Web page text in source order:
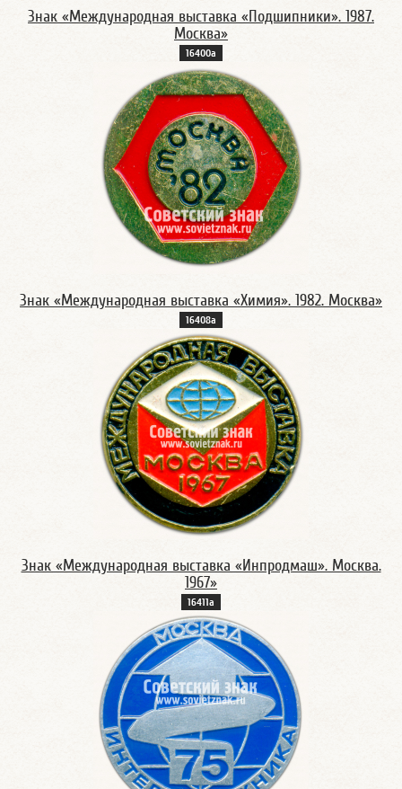
Знак «Международная выставка «Подшипники». 1987.
Москва»
16400а
Знак «Международная выставка «Химия». 1982. Москва»
16408а
Знак «Международная выставка «Инпродмаш». Москва.
1967»
16411а